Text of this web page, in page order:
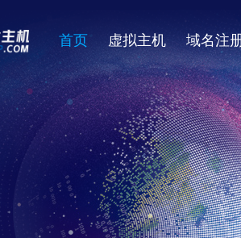
首页 虚拟主机 域名注